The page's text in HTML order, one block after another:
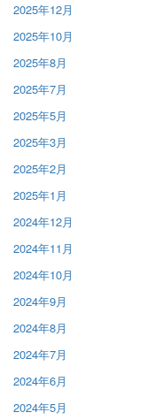
2025年12月
2025年10月
2025年8月
2025年7月
2025年5月
2025年3月
2025年2月
2025年1月
2024年12月
2024年11月
2024年10月
2024年9月
2024年8月
2024年7月
2024年6月
2024年5月